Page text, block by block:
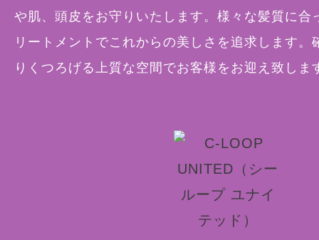
や肌、頭皮をお守りいたします。様々な髪質に合
リートメントでこれからの美しさを追求します。
りくつろげる上質な空間でお客様をお迎え致しま